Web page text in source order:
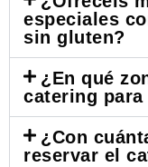
especiales
sin gluten?
¿En qué
catering para
¿Con
reservar el